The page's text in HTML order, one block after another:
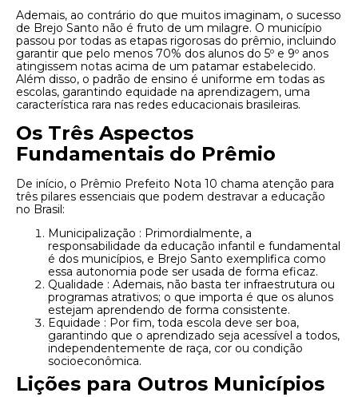
Ademais, ao contrário do que muitos imaginam, o sucesso
de Brejo Santo não é fruto de um milagre. O município
passou por todas as etapas rigorosas do prêmio, incluindo
garantir que pelo menos 70% dos alunos do 5º e 9º anos
atingissem notas acima de um patamar estabelecido.
Além disso, o padrão de ensino é uniforme em todas as
escolas, garantindo equidade na aprendizagem, uma
característica rara nas redes educacionais brasileiras.
Os Três Aspectos
Fundamentais do Prêmio
De início, o Prêmio Prefeito Nota 10 chama atenção para
três pilares essenciais que podem destravar a educação
no Brasil:
Municipalização : Primordialmente, a
responsabilidade da educação infantil e fundamental
é dos municípios, e Brejo Santo exemplifica como
essa autonomia pode ser usada de forma eficaz.
Qualidade : Ademais, não basta ter infraestrutura ou
programas atrativos; o que importa é que os alunos
estejam aprendendo de forma consistente.
Equidade : Por fim, toda escola deve ser boa,
garantindo que o aprendizado seja acessível a todos,
independentemente de raça, cor ou condição
socioeconômica.
Lições para Outros Municípios